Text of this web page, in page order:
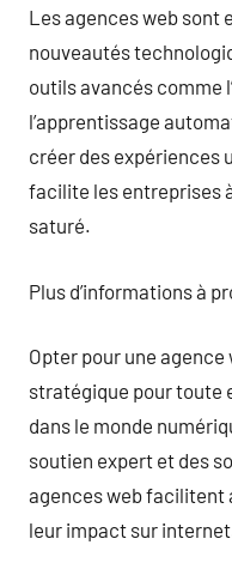
Les agences web sont
nouveautés
outils avancés comme
l’apprentissage
créer des expériences
facilite les entreprises
saturé.
Plus d’informations à
Opter pour une
stratégique pour toute
dans le monde
soutien expert et des
agences web facilitent
leur impact sur